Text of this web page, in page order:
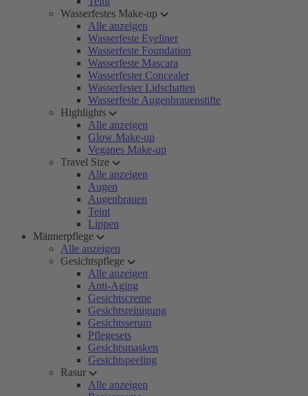
Wasserfestes Make-up
Alle anzeigen
Wasserfeste Eyeliner
Wasserfeste Foundation
Wasserfeste Mascara
Wasserfester Concealer
Wasserfester Lidschatten
Wasserfeste Augenbrauenstifte
Highlights
Alle anzeigen
Glow Make-up
Veganes Make-up
Travel Size
Alle anzeigen
Augen
Augenbrauen
Teint
Lippen
Männerpflege
Alle anzeigen
Gesichtspflege
Alle anzeigen
Anti-Aging
Gesichtscreme
Gesichtsreinigung
Gesichtsserum
Pflegesets
Gesichtsmasken
Gesichtspeeling
Rasur
Alle anzeigen